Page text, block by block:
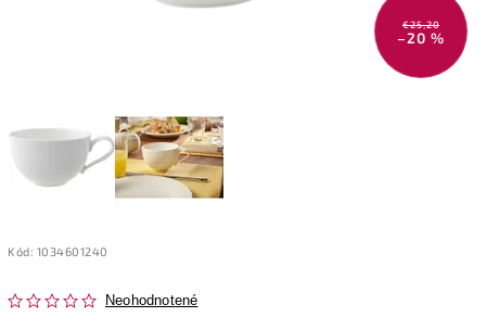
€25,20
–20 %
Kód: 1034601240
Neohodnotené